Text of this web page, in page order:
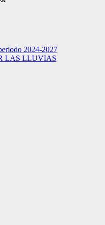
2024-2027
LAS LLUVIAS